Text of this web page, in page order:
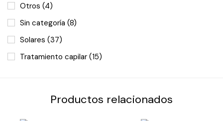
Otros (4)
Sin categoría (8)
Solares (37)
Tratamiento capilar (15)
Productos relacionados